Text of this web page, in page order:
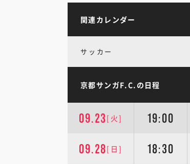
関連カレンダー
サッカー
京都サンガF.C.の日程
09.23 [火] 19:00
09.28[日] 18:30